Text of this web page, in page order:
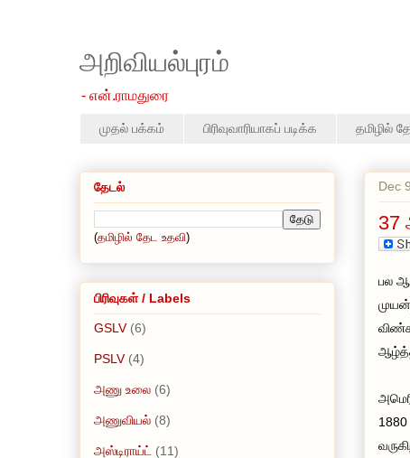
அறிவியல்புரம்
- என்.ராமதுரை
முதல் பக்கம் பிரிவுவாரியாகப் படிக்க தமிழில்
Dec
37
பல
தேடல்
(தமிழில் தேட உதவி)
பிரிவுகள் / Labels
GSLV (6)
PSLV (4)
அணு உலை (6)
அணுவியல் (8)
அஸ்டிராய்ட் (11)